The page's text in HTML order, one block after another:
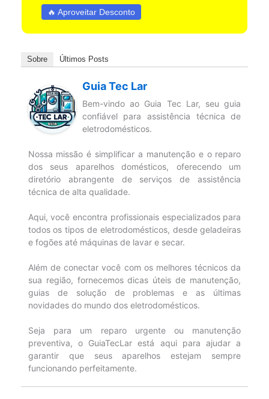
🔥 Aproveitar Desconto
Sobre Últimos Posts
Guia Tec Lar
Bem-vindo ao Guia Tec Lar, seu guia
confiável para assistência técnica de
eletrodomésticos.
Nossa missão é simplificar a manutenção e o reparo
dos seus aparelhos domésticos, oferecendo um
diretório abrangente de serviços de assistência
técnica de alta qualidade.
Aqui, você encontra profissionais especializados para
todos os tipos de eletrodomésticos, desde geladeiras
e fogões até máquinas de lavar e secar.
Além de conectar você com os melhores técnicos da
sua região, fornecemos dicas úteis de manutenção,
guias de solução de problemas e as últimas
novidades do mundo dos eletrodomésticos.
Seja para um reparo urgente ou manutenção
preventiva, o GuiaTecLar está aqui para ajudar a
garantir que seus aparelhos estejam sempre
funcionando perfeitamente.